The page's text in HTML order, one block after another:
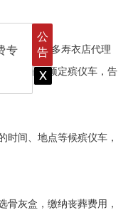
专
公
告
x
联系(有很多寿衣店代理
殡仪馆，预定殡仪车，告
时间、地点等候殡仪车，
骨灰盒，缴纳丧葬费用，